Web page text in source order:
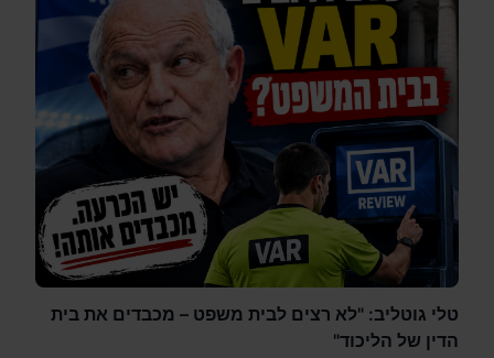
טלי גוטליב: "לא רצים לבית משפט – מכבדים את בית
הדין של הליכוד"